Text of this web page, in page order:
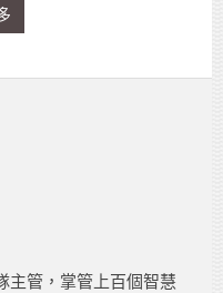
主管，掌管上百個智慧